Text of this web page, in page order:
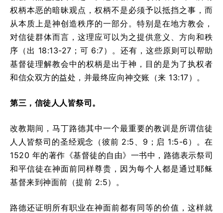
权柄本恶的暗昧观点，权柄不是必须予以抵挡之事，而
从本质上是神创造秩序的一部分。特别是在地方教会，
对信徒群体而言，这理应可以为之提供意义、方向和秩
序（出 18:13-27；可 6:7）。还有，这些原则可以帮助
基督徒理解教会中的权柄是出于神，目的是为了执权者
和信众双方的益处，并最终应向神交账（来 13:17）。
第三， 信徒人人皆祭司。
改教期间，马丁路德其中一个最重要的教训是所谓信徒
人人皆祭司的圣经观念（彼前 2:5、9；启 1:5-6）。在
1520 年的著作《基督徒的自由》一书中，路德表示祭司
和平信徒在神面前同样尊贵，因为每个人都是通过耶稣
基督来到神面前（提前 2:5）。
路德还证明所有职业在神面前都有同等的价值，这样就